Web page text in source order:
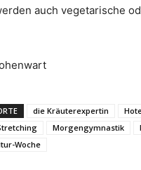
auch vegetarische
die Kräuterexpertin
Morgengymnastik
Woche